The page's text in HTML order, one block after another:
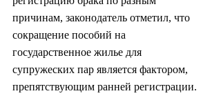
причинам, законодатель отметил, что
сокращение пособий на
государственное жилье для
супружеских пар является фактором,
препятствующим ранней регистрации.